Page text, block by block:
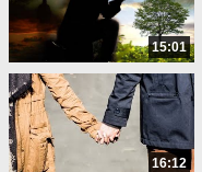
15:01
16:12